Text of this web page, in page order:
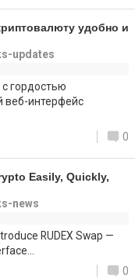
удобно и
updates
гордостью
веб-интерфейс
0
Easily, Quickly,
news
RUDEX Swap —
0